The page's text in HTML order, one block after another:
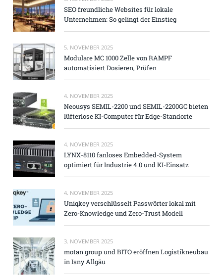
SEO freundliche Websites für lokale
Unternehmen: So gelingt der Einstieg
5. NOVEMBER 2025
Modulare MC 1000 Zelle von RAMPF
automatisiert Dosieren, Prüfen
4. NOVEMBER 2025
Neousys SEMIL-2200 und SEMIL-2200GC bieten
lüfterlose KI-Computer für Edge-Standorte
4. NOVEMBER 2025
LYNX-8110 fanloses Embedded-System
optimiert für Industrie 4.0 und KI-Einsatz
4. NOVEMBER 2025
Uniqkey verschlüsselt Passwörter lokal mit
Zero-Knowledge und Zero-Trust Modell
3. NOVEMBER 2025
motan group und BITO eröffnen Logistikneubau
in Isny Allgäu